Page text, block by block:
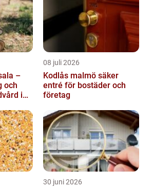
–
och
i
08 juli 2026
Kodlås malmö säker
entré för bostäder och
företag
30 juni 2026